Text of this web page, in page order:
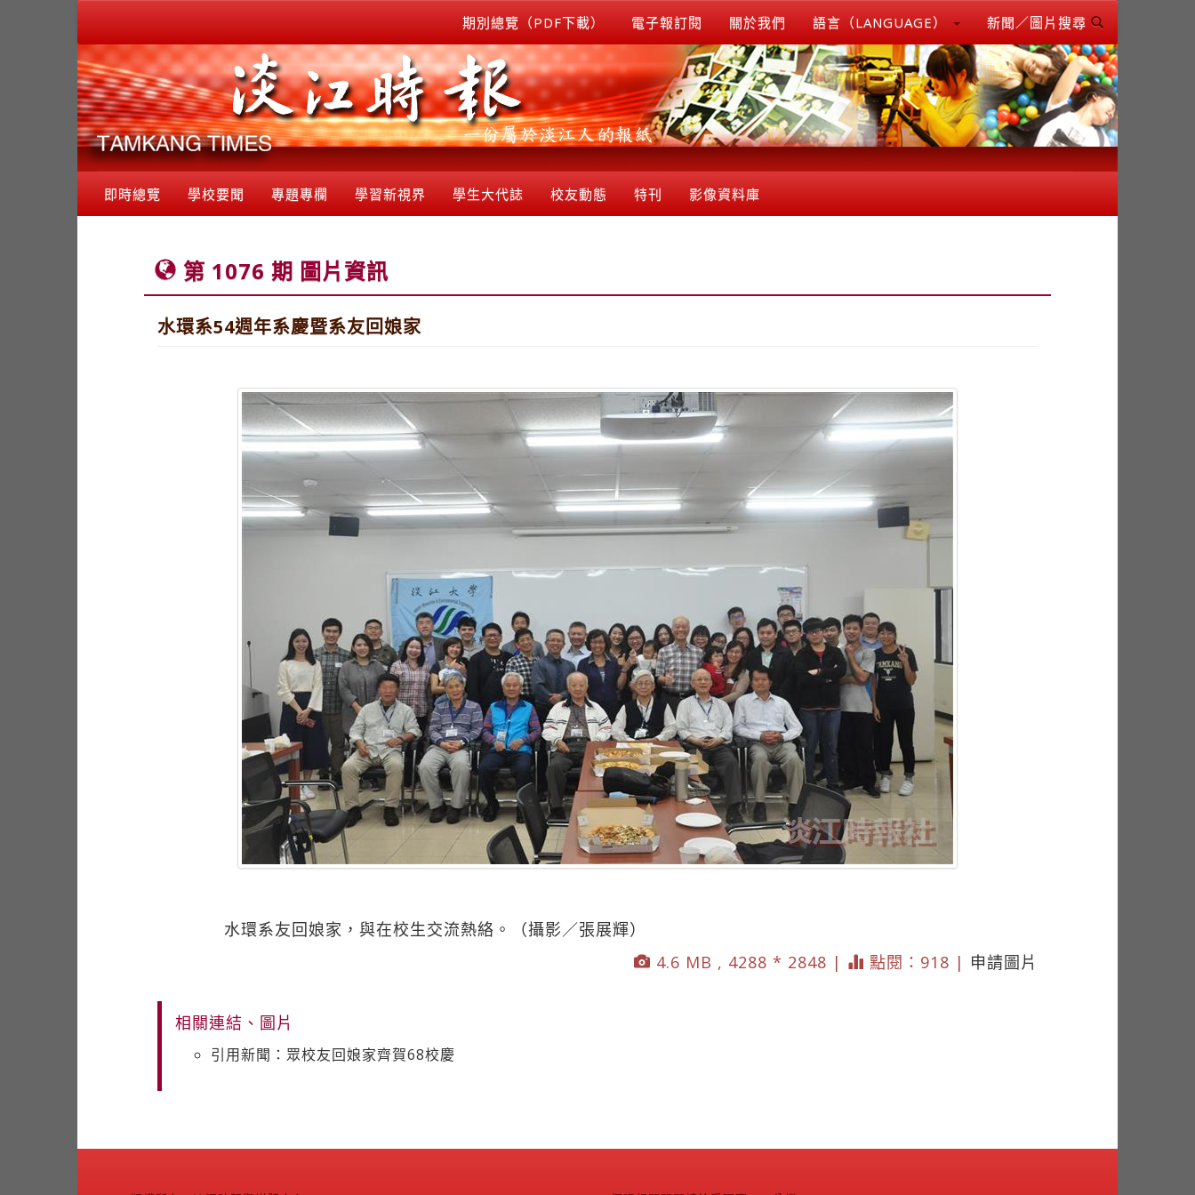
期別總覽（PDF下載） 電子報訂閱 關於我們 語言（LANGUAGE） 新聞／圖片搜尋
即時總覽 學校要聞 專題專欄 學習新視界 學生大代誌 校友動態 特刊 影像資料庫
第 1076 期 圖片資訊
水環系54週年系慶暨系友回娘家
水環系友回娘家，與在校生交流熱絡。（攝影／張展輝）
4.6 MB , 4288 * 2848 |
點閱：918 | 申請圖片
相關連結、圖片
引用新聞：眾校友回娘家齊賀68校慶